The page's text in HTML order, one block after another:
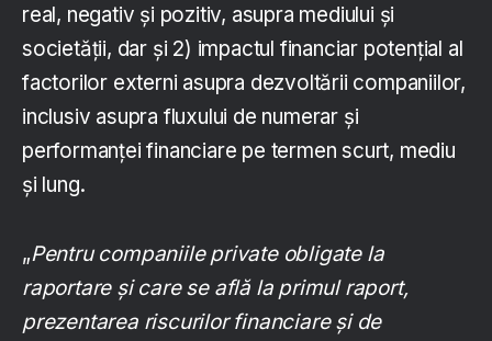
real, negativ și pozitiv, asupra mediului și
societății, dar și 2) impactul financiar potențial al
factorilor externi asupra dezvoltării companiilor,
inclusiv asupra fluxului de numerar și
performanței financiare pe termen scurt, mediu
și lung.
„Pentru companiile private obligate la
raportare și care se află la primul raport,
prezentarea riscurilor financiare și de